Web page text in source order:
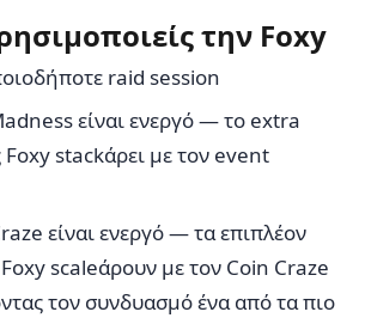
την Foxy
raid session
είναι ενεργό — το extra
stackάρει με τον event
είναι ενεργό — τα επιπλέον
scaleάρουν με τον Coin Craze
τον συνδυασμό ένα από τα πιο